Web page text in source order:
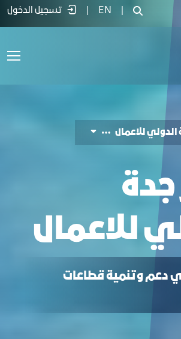
- غرفة جدةEN تسجيل الدخول
للاعمال
جدة
للاعمال
دعم وتنمية قطاعات